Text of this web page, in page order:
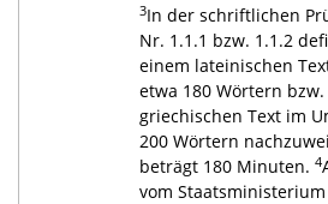
3In der schriftlichen
Nr. 1.1.1 bzw. 1.1.2
einem lateinischen
etwa 180 Wörtern
griechischen Text im
200 Wörtern
beträgt 180 Minuten. 4
vom